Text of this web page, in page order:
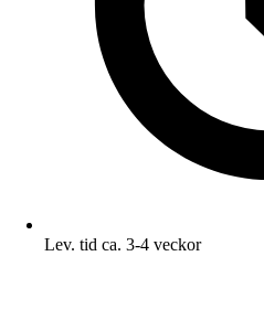
Lev. tid ca. 3-4 veckor